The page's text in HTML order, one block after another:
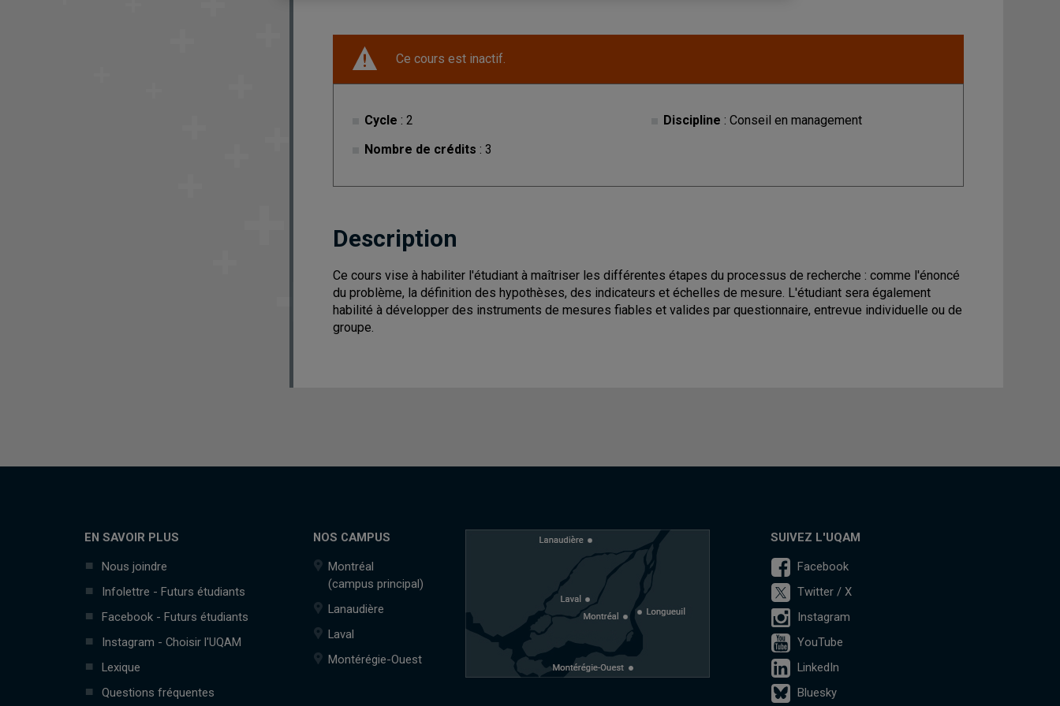
Ce cours est inactif.
Cycle : 2
Nombre de crédits : 3
Discipline : Conseil en management
Description
Ce cours vise à habiliter l'étudiant à maîtriser les différentes étapes du processus de recherche : comme l'énoncé
du problème, la définition des hypothèses, des indicateurs et échelles de mesure. L'étudiant sera également
habilité à développer des instruments de mesures fiables et valides par questionnaire, entrevue individuelle ou de
groupe.
EN SAVOIR PLUS
Nous joindre
Infolettre - Futurs étudiants
Facebook - Futurs étudiants
Instagram - Choisir l'UQAM
Lexique
Questions fréquentes
NOS CAMPUS
Montréal
(campus principal)
Lanaudière
Laval
Montérégie-Ouest
SUIVEZ L'UQAM
Facebook
Twitter / X
Instagram
YouTube
LinkedIn
Bluesky